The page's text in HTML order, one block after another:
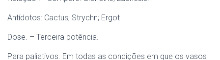
Antídotos: Cactus; Strychn; Ergot
Dose. – Terceira potência.
Para paliativos. Em todas as condições em que os vasos